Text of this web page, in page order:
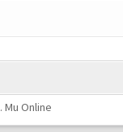
. Mu Online